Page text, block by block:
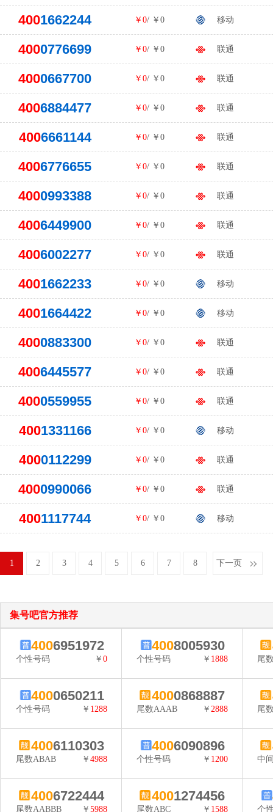
4001662244 ￥0/ ￥0 移动
4000776699 ￥0/ ￥0 联通
4000667700 ￥0/ ￥0 联通
4006884477 ￥0/ ￥0 联通
4006661144 ￥0/ ￥0 联通
4006776655 ￥0/ ￥0 联通
4000993388 ￥0/ ￥0 联通
4006449900 ￥0/ ￥0 联通
4006002277 ￥0/ ￥0 联通
4001662233 ￥0/ ￥0 移动
4001664422 ￥0/ ￥0 移动
4000883300 ￥0/ ￥0 联通
4006445577 ￥0/ ￥0 联通
4000559955 ￥0/ ￥0 联通
4001331166 ￥0/ ￥0 移动
4000112299 ￥0/ ￥0 联通
4000990066 ￥0/ ￥0 联通
4001117744 ￥0/ ￥0 移动
1 2 3 4 5 6 7 8 下一页
集号吧官方推荐
4006951972
个性号码 ￥ 0
4008005930
个性号码 ￥ 1888 尾
4000650211
个性号码 ￥ 1288
4000868887
尾数AAAB ￥ 2888 尾
4006110303
尾数ABAB ￥ 4988
4006090896
个性号码 ￥ 1200 中
4006722444
尾数AABBB ￥ 5988
4001274456
尾数ABC ￥ 1588 个